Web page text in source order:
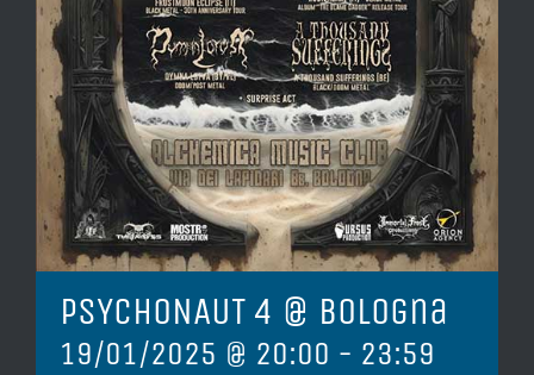
PSYCHONAUT 4 @ Bologna
19/01/2025 @ 20:00 - 23:59